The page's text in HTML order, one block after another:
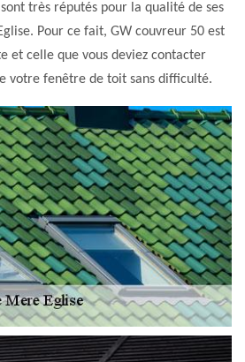
très réputés pour la qualité de ses
Pour ce fait, GW couvreur 50 est
et celle que vous deviez contacter
votre fenêtre de toit sans difficulté.